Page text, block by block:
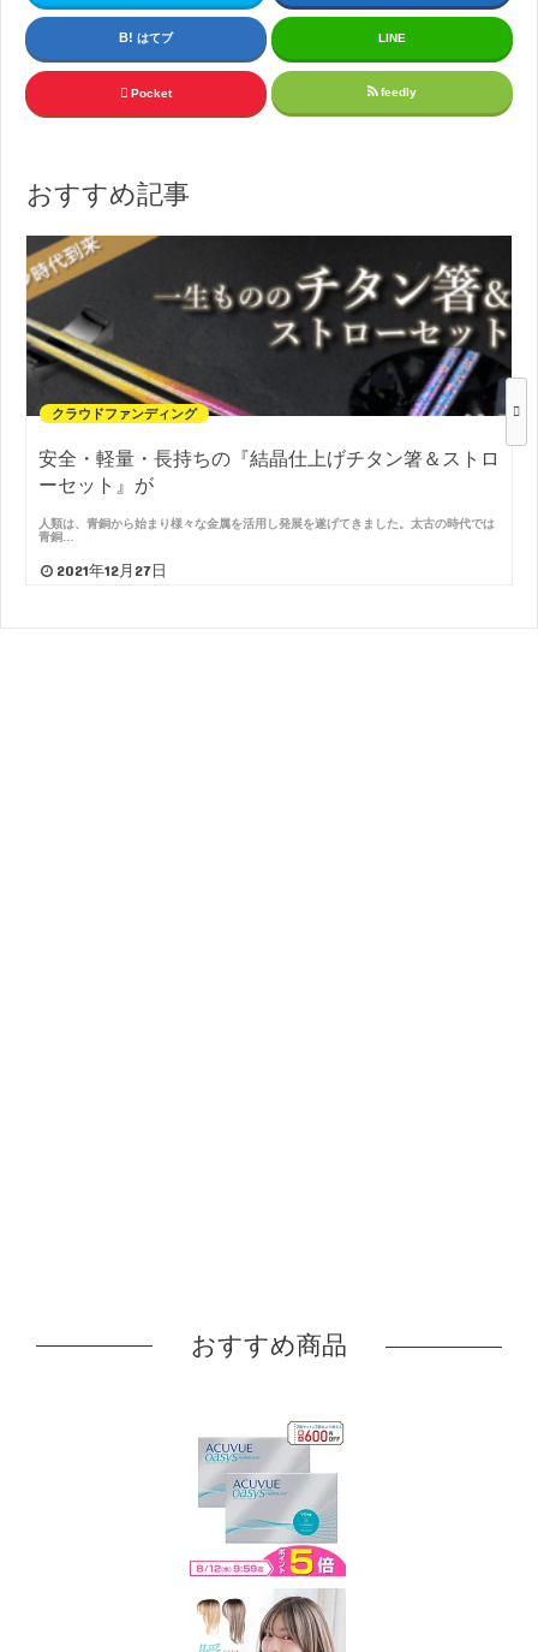
はてブ LINE
Pocket feedly
おすすめ記事
クラウドファンディング
安全・軽量・長持ちの『結晶仕上げチタン箸＆ストロ
ーセット』が
人類は、青銅から始まり様々な金属を活用し発展を遂げてきました。太古の時代では
青銅…
2021年12月27日
おすすめ商品